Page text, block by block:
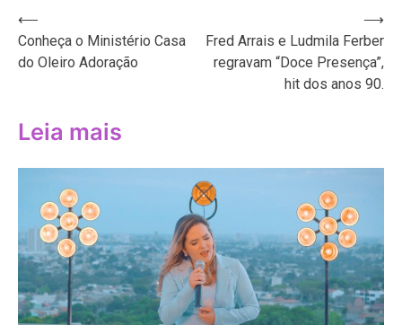
Navegação
de
⟵
Conheça o Ministério Casa
do Oleiro Adoração
Fred Arrais e Ludmila Ferber
regravam “Doce Presença”,
hit dos anos 90.
⟶
Leia mais